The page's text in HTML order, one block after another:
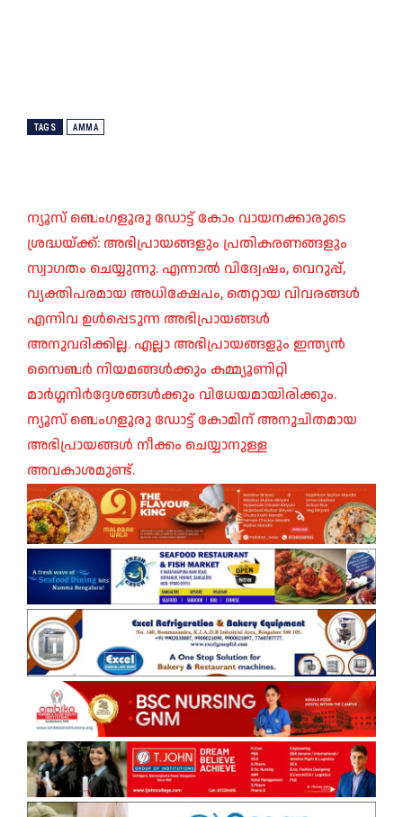
TAGS AMMA
ന്യൂസ് ബെംഗളൂരു ഡോട്ട് കോം വായനക്കാരുടെ
ശ്രദ്ധയ്ക്ക്: അഭിപ്രായങ്ങളും പ്രതികരണങ്ങളും
സ്വാഗതം ചെയ്യുന്നു. എന്നാൽ വിദ്വേഷം, വെറുപ്പ്,
വ്യക്തിപരമായ അധിക്ഷേപം, തെറ്റായ വിവരങ്ങൾ
എന്നിവ ഉൾപ്പെടുന്ന അഭിപ്രായങ്ങൾ
അനുവദിക്കില്ല. എല്ലാ അഭിപ്രായങ്ങളും ഇന്ത്യൻ
സൈബർ നിയമങ്ങൾക്കും കമ്മ്യൂണിറ്റി
മാർഗ്ഗനിർദ്ദേശങ്ങൾക്കും വിധേയമായിരിക്കും.
ന്യൂസ് ബെംഗളൂരു ഡോട്ട് കോമിന് അനുചിതമായ
അഭിപ്രായങ്ങൾ നീക്കം ചെയ്യാനുള്ള
അവകാശമുണ്ട്.